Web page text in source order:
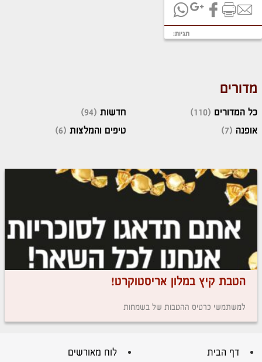
תגיות:
מדורים
כל המדורים (110)
אופנה (7)
חדשות (94)
טיפים והמלצות (6)
הטבת קיץ במלון אריסטוקרט!
למשתמשי כרטיס ההטבות של בשמחות
דף הבית לוח מאורשים